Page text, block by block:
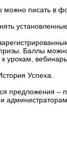
можно писать в
Баллы
урокам,
Успеха.
предложения –